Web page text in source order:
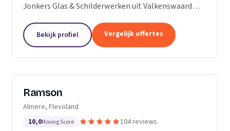
Jonkers Glas & Schilderwerken uit Valkenswaard
Bekijk profiel Vergelijk offertes
Ramson
Almere, Flevoland
10,0Moving Score 104 reviews